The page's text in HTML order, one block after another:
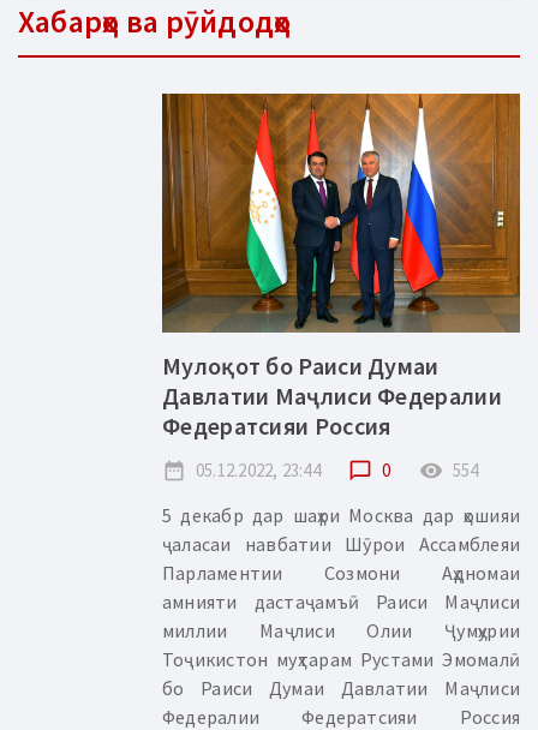
Хабарҳо ва рӯйдодҳо
Мулоқот бо Раиси Думаи
Давлатии Маҷлиси Федералии
Федератсияи Россия
date_range 05.12.2022, 23:44 chat_bubble_outline 0 remove_red_eye 554
5 декабр дар шаҳри Москва дар ҳошияи
ҷаласаи навбатии Шӯрои Ассамблеяи
Парламентии Созмони Аҳдномаи
амнияти дастаҷамъӣ Раиси Маҷлиси
миллии Маҷлиси Олии Ҷумҳурии
Тоҷикистон муҳтарам Рустами Эмомалӣ
бо Раиси Думаи Давлатии Маҷлиси
Федералии Федератсияи Россия